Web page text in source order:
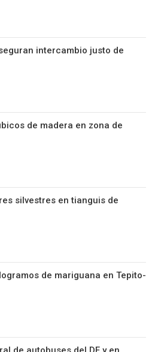
intercambio justo de
de madera en zona de
silvestres en tianguis de
de mariguana en Tepito-